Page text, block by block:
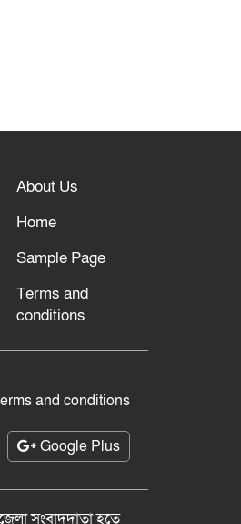
About Us
Home
Sample Page
Terms and
conditions
and conditions
Google Plus
সংবাদদাতা হতে